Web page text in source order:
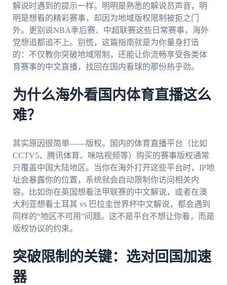
解说时遇到的提示一样。明明是熟悉的解说员声音，明
明是想看的精彩赛事，却因为地域版权限制被拒之门
外。更别说NBA季后赛、中超联赛这些日常赛事，海外
党想追都追不上。别慌，这篇指南就是为你量身打造
的：不仅教你突破地域限制，还能让你流畅享受各类体
育赛事的中文直播，找回在国内看球的那份热乎劲。
为什么海外看国内体育直播这么
难？
其实原因很简单——版权。国内的体育直播平台（比如
CCTV5、腾讯体育、咪咕视频等）购买的赛事版权通常
只覆盖中国大陆地区。当你在海外打开这些平台时，IP地
址会暴露你的位置，系统就会自动限制你访问相关内
容。比如你在英国想看法甲联赛的中文解说，或者在澳
大利亚想看土耳其 vs 巴拉圭世界杯中文解说，都会遇到
同样的“地区不可用”问题。这不是平台不想让你看，而是
版权协议的约束。
突破限制的关键：选对回国加速
器